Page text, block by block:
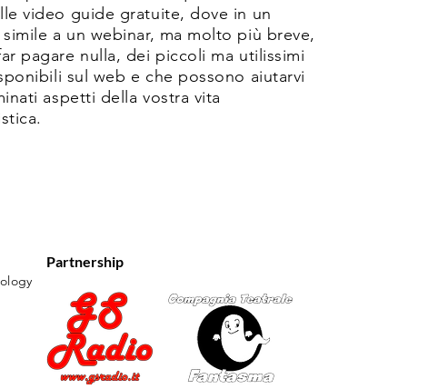
video guide gratuite, dove in un
a un webinar, ma molto più breve,
pagare nulla, dei piccoli ma utilissimi
sul web e che possono aiutarvi
aspetti della vostra vita
Partnership